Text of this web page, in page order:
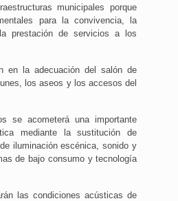
municipales porque
para la convivencia, la
prestación de servicios a los
en la adecuación del salón de
los aseos y los accesos del
se acometerá una importante
mediante la sustitución de
iluminación escénica, sonido y
de bajo consumo y tecnología
las condiciones acústicas de